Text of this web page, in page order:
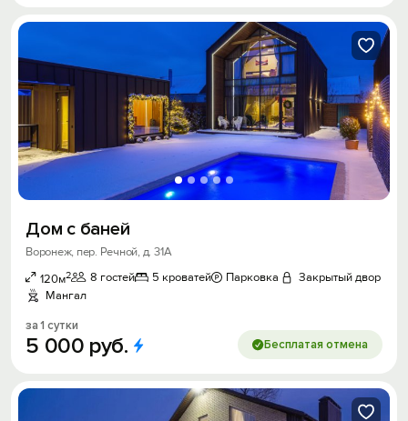
Дом с баней
Воронеж, пер. Речной, д. 31А
120м2 8 гостей 5 кроватей Парковка
Закрытый двор
Мангал
за 1 сутки
5 000 руб. Бесплатая отмена